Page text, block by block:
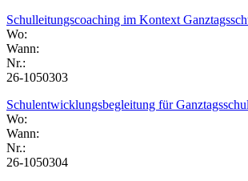
Schulleitungscoaching im Kontext
Wo:
Wann:
Nr.:
26-1050303
Schulentwicklungsbegleitung für
Wo:
Wann:
Nr.:
26-1050304